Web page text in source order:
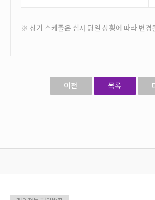
※ 상기 스케줄은 심사 당일 상황에 따라 변경
이전 목록